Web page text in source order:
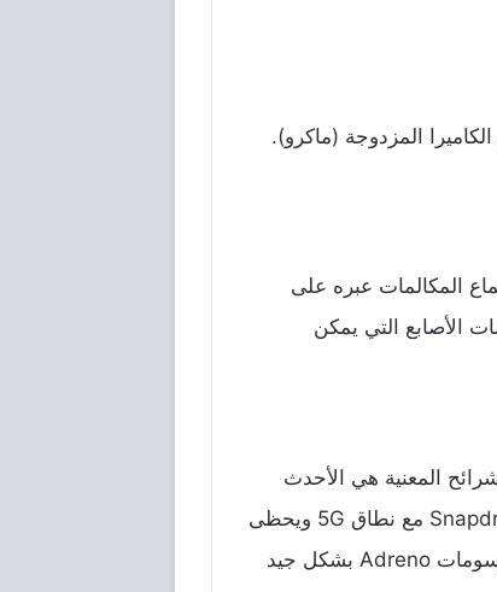
الكاميرا المزدوجة (ماكرو).
المكالمات عبره على
الأصابع التي يمكن
المعنية هي الأحدث
مع نطاق
ويحظى
بشكل جيد